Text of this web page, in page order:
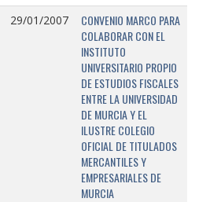
29/01/2007
CONVENIO MARCO PARA
COLABORAR CON EL
INSTITUTO
UNIVERSITARIO PROPIO
DE ESTUDIOS FISCALES
ENTRE LA UNIVERSIDAD
DE MURCIA Y EL
ILUSTRE COLEGIO
OFICIAL DE TITULADOS
MERCANTILES Y
EMPRESARIALES DE
MURCIA